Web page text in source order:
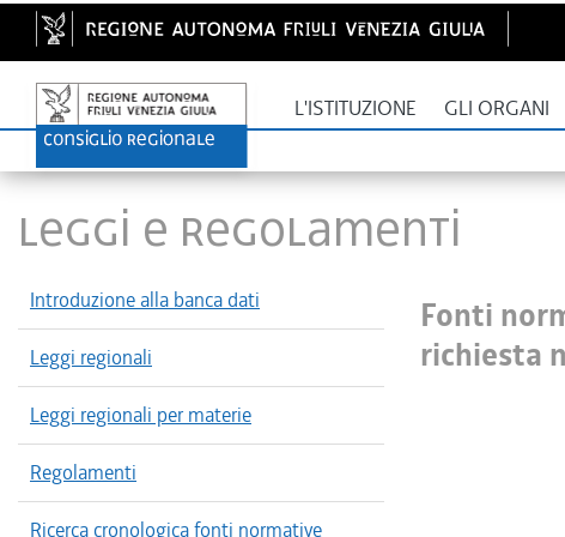
L'ISTITUZIONE GLI ORGANI
LEGGI E REGOLAMENTI
Introduzione alla banca dati
Leggi regionali
Leggi regionali per materie
Regolamenti
Ricerca cronologica fonti normative
Fonti
richiesta